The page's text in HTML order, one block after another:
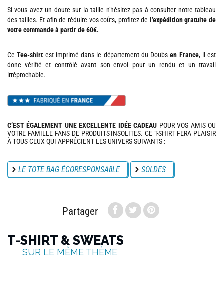
Si vous avez un doute sur la taille n’hésitez pas à consulter notre tableau
des tailles. Et afin de réduire vos coûts, profitez de l’expédition gratuite de
votre commande à partir de 60€.
CeTee-shirt est imprimé dans le département du Doubsen France, il est
donc vérifié et contrôlé avant son envoi pour un rendu et un travail
irréprochable.
C’EST ÉGALEMENT UNE EXCELLENTE IDÉE CADEAU POUR VOS AMIS OU
VOTRE FAMILLE FANS DE PRODUITS INSOLITES. CE T-SHIRT FERA PLAISIR
À TOUS CEUX QUI APPRÉCIENT LES UNIVERS SUIVANTS :
LE TOTE BAG ÉCORESPONSABLE SOLDES
Partager
T-SHIRT & SWEATS
SUR LE MÊME THÈME